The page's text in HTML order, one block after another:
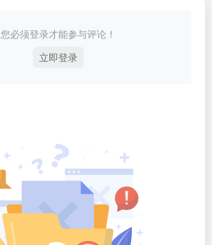
您必须登录才能参与评论！
立即登录